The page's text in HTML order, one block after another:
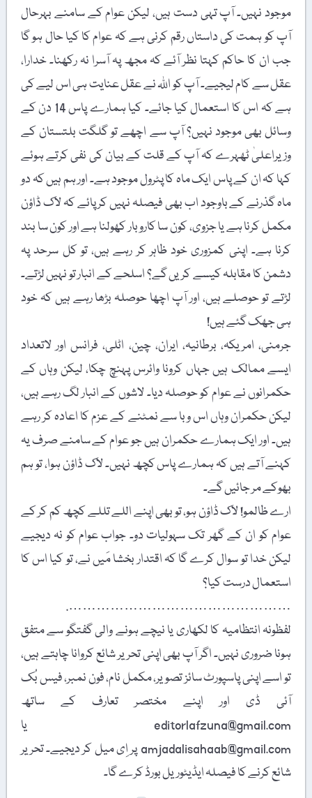
موجود نہیں۔ آپ تہی دست ہیں، لیکن عوام کے سامنے بہرحال
آپ کو ہمت کی داستاں رقم کرنی ہے کہ عوام کا کیا حال ہو گا
جب ان کا حاکم کہتا نظر آئے کہ مجھ پہ آسرا نہ رکھنا۔ خدارا،
عقل سے کام لیجیے۔ آپ کو اللہ نے عقل عنایت ہی اس لیے کی
ہے کہ اس کا استعمال کیا جائے۔ کیا ہمارے پاس 14 دن کے
وسائل بھی موجود نہیں؟ آپ سے اچھے تو گلگت بلتستان کے
وزیراعلیٰ ٹھہرے کہ آپ کے قلت کے بیان کی نفی کرتے ہوئے
کہا کہ ان کے پاس ایک ماہ کا پٹرول موجود ہے۔ اور ہم ہیں کہ دو
ماہ گذرنے کے باوجود اب بھی فیصلہ نہیں کر پائے کہ لاک ڈاؤن
مکمل کرنا ہے یا جزوی، کون سا کاروبار کھولنا ہے اور کون سا بند
کرنا ہے۔ اپنی کمزوری خود ظاہر کر رہے ہیں، تو کل سرحد پہ
دشمن کا مقابلہ کیسے کریں گے؟ اسلحے کے انبار تو نہیں لڑتے۔
لڑتے تو حوصلے ہیں، اور آپ اچھا حوصلہ بڑھا رہے ہیں کہ خود
ہی جھک گئے ہیں!
جرمنی، امریکہ، برطانیہ، ایران، چین، اٹلی، فرانس اور لاتعداد
ایسے ممالک ہیں جہاں کرونا وائرس پہنچ چکا، لیکن وہاں کے
حکمرانوں نے عوام کو حوصلہ دیا۔ لاشوں کے انبار لگ رہے ہیں،
لیکن حکمران وہاں اس وبا سے نمٹنے کے عزم کا اعادہ کر رہے
ہیں۔ اور ایک ہمارے حکمران ہیں جو عوام کے سامنے صرف یہ
کہنے آتے ہیں کہ ہمارے پاس کچھ نہیں۔ لاک ڈاؤن ہوا، تو ہم
بھوکے مر جائیں گے۔
ارے ظالمو! لاک ڈاؤن ہو، تو بھی اپنے اللے تللے کچھ کم کر کے
عوام کو ان کے گھر تک سہولیات دو۔ جواب عوام کو نہ دیجیے
لیکن خدا تو سوال کرے گا کہ اقتدار بخشا مَیں نے، تو کیا اس کا
استعمال درست کیا؟
………………………………………….
لفظونہ انتظامیہ کا لکھاری یا نیچے ہونے والی گفتگو سے متفق
ہونا ضروری نہیں۔ اگر آپ بھی اپنی تحریر شائع کروانا چاہتے ہیں،
تو اسے اپنی پاسپورٹ سائز تصویر، مکمل نام، فون نمبر، فیس بُک
آئی ڈی اور اپنے مختصر تعارف کے ساتھ
editorlafzuna@gmail.com یا
amjadalisahaab@gmail.com پر اِی میل کر دیجیے۔ تحریر
شائع کرنے کا فیصلہ ایڈیٹوریل بورڈ کرے گا۔